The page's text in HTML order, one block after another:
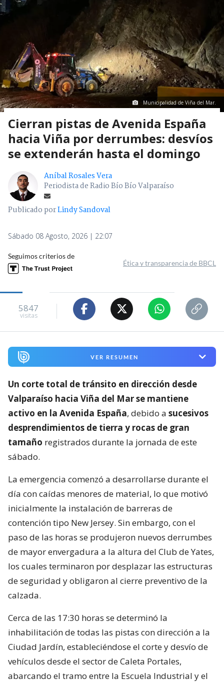
Municipalidad de Viña del Mar.
Cierran pistas de Avenida España
hacia Viña por derrumbes: desvíos
se extenderán hasta el domingo
Aníbal Rosales Vera
Periodista de Radio Bío Bío Valparaíso
Publicado porLindy Sandoval
Sábado 08 Agosto, 2026 | 22:07
Seguimos criterios de
Ética y transparencia de BBCL
5847
visitas
VER RESUMEN
Un corte total de tránsito en dirección desde
Valparaíso hacia Viña del Mar se mantiene
activo en la Avenida España, debido a sucesivos
desprendimientos de tierra y rocas de gran
tamaño registrados durante la jornada de este
sábado.
La emergencia comenzó a desarrollarse durante el
día con caídas menores de material, lo que motivó
inicialmente la instalación de barreras de
contención tipo New Jersey. Sin embargo, con el
paso de las horas se produjeron nuevos derrumbes
de mayor envergadura a la altura del Club de Yates,
los cuales terminaron por desplazar las estructuras
de seguridad y obligaron al cierre preventivo de la
calzada.
Cerca de las 17:30 horas se determinó la
inhabilitación de todas las pistas con dirección a la
Ciudad Jardín, estableciéndose el corte y desvío de
vehículos desde el sector de Caleta Portales,
abarcando el tramo entre la Escuela Industrial y el